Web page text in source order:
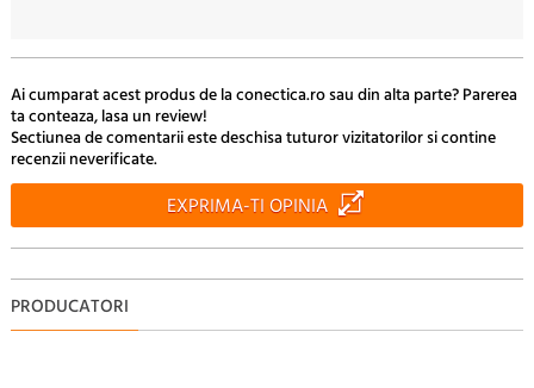
Ai cumparat acest produs de la conectica.ro sau din alta parte? Parerea
ta conteaza, lasa un review!
Sectiunea de comentarii este deschisa tuturor vizitatorilor si contine
recenzii neverificate.
EXPRIMA-TI OPINIA
PRODUCATORI